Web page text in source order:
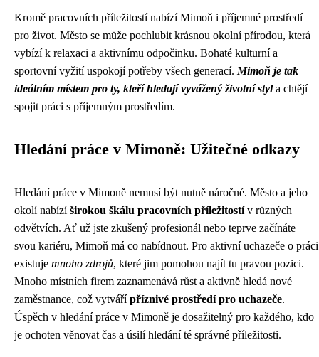
Kromě pracovních příležitostí nabízí Mimoň i příjemné prostředí
pro život. Město se může pochlubit krásnou okolní přírodou, která
vybízí k relaxaci a aktivnímu odpočinku. Bohaté kulturní a
sportovní vyžití uspokojí potřeby všech generací. Mimoň je tak
ideálním místem pro ty, kteří hledají vyvážený životní styla chtějí
spojit práci s příjemným prostředím.
Hledání práce v Mimoně: Užitečné odkazy
Hledání práce v Mimoně nemusí být nutně náročné. Město a jeho
okolí nabízíširokou škálu pracovních příležitostív různých
odvětvích. Ať už jste zkušený profesionál nebo teprve začínáte
svou kariéru, Mimoň má co nabídnout. Pro aktivní uchazeče o práci
existuje mnoho zdrojů, které jim pomohou najít tu pravou pozici.
Mnoho místních firem zaznamenává růst a aktivně hledá nové
zaměstnance, což vytvářípříznivé prostředí pro uchazeče.
Úspěch v hledání práce v Mimoně je dosažitelný pro každého, kdo
je ochoten věnovat čas a úsilí hledání té správné příležitosti.